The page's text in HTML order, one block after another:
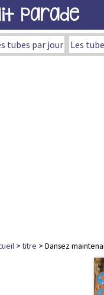
Parade
tubes par jour Les
>titre > Dansez